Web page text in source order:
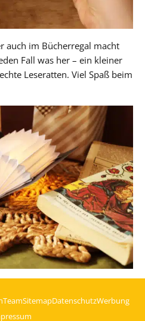
auch im Bücherregal macht
Fall was her – ein kleiner
Leseratten. Viel Spaß beim
TeamSitemapDatenschutzWerbung